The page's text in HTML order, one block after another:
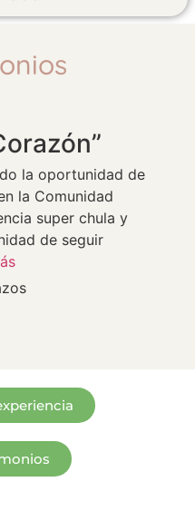
la oportunidad de
la Comunidad
super chula y
de seguir